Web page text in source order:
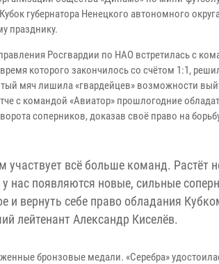
губернатора Ненецкого автономного
празднику.
Росгвардии по НАО встретилась с
которого закончилось со счётом 1:1,
мяч лишила «гвардейцев» возможности
с командой «Авиатор» прошлогодние
соперников, доказав своё право на
всё больше команд. Растёт
нас появляются новые, сильные
и вернуть себе право обладания
лейтенант Александр Киселёв.
бронзовые медали. «Серебра»